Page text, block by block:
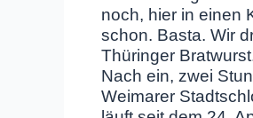
noch, hier in einen
schon. Basta. Wir
Thüringer
Nach ein, zwei
Weimarer